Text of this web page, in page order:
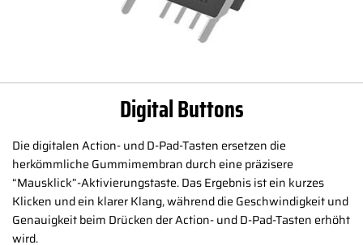
Digital Buttons
Die digitalen Action- und D-Pad-Tasten ersetzen die
herkömmliche Gummimembran durch eine präzisere
“Mausklick”-Aktivierungstaste. Das Ergebnis ist ein kurzes
Klicken und ein klarer Klang, während die Geschwindigkeit und
Genauigkeit beim Drücken der Action- und D-Pad-Tasten erhöht
wird.